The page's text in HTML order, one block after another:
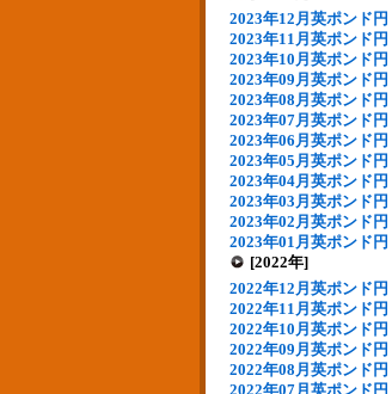
2023年12月英ポンド円
2023年11月英ポンド円
2023年10月英ポンド円
2023年09月英ポンド円
2023年08月英ポンド円
2023年07月英ポンド円
2023年06月英ポンド円
2023年05月英ポンド円
2023年04月英ポンド円
2023年03月英ポンド円
2023年02月英ポンド円
2023年01月英ポンド円
[2022年]
2022年12月英ポンド円
2022年11月英ポンド円
2022年10月英ポンド円
2022年09月英ポンド円
2022年08月英ポンド円
2022年07月英ポンド円